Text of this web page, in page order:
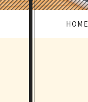
HOME